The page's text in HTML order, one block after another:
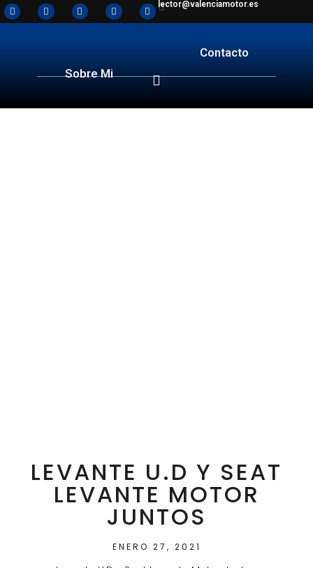
lector@valenciamotor.es
Sobre Mi
Contacto
LEVANTE U.D Y SEAT
LEVANTE MOTOR
JUNTOS
ENERO 27, 2021